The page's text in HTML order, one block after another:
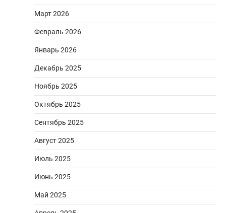
Март 2026
Февраль 2026
Январь 2026
Декабрь 2025
Ноябрь 2025
Октябрь 2025
Сентябрь 2025
Август 2025
Июль 2025
Июнь 2025
Май 2025